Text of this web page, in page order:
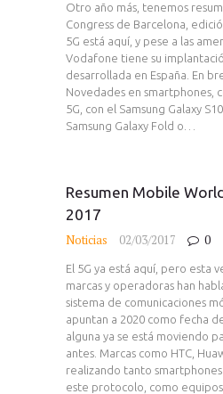
Otro año más, tenemos
Congress de Barcelona,
5G está aquí, y pese a las
Vodafone tiene su
desarrollada en España. En
Novedades en smartphones,
5G, con el Samsung Galaxy
Samsung Galaxy Fold o…
Resumen Mobile
2017
Noticias 02/03/2017 0
El 5G ya está aquí, pero esta
marcas y operadoras han
sistema de comunicaciones
apuntan a 2020 como fecha
alguna ya se está moviendo
antes. Marcas como HTC,
realizando tanto
este protocolo, como